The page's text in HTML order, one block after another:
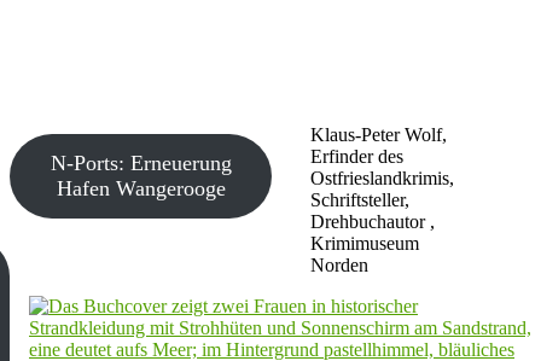
Klaus-Peter Wolf,
Erfinder des
Ostfrieslandkrimis,
Schriftsteller,
Drehbuchautor ,
Krimimuseum
Norden
N-Ports: Erneuerung
Hafen Wangerooge